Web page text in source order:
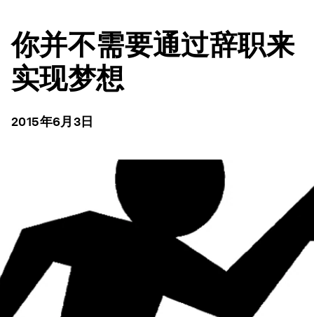
你并不需要通过辞职来
实现梦想
2015年6月3日